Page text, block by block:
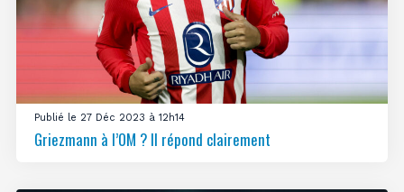
Publié le 27 Déc 2023 à 12h14
Griezmann à l’OM ? Il répond clairement